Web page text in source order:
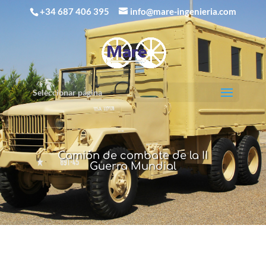
+34 687 406 395 info@mare-ingenieria.com
Seleccionar página
Camión de combate de la II
Guerra Mundial